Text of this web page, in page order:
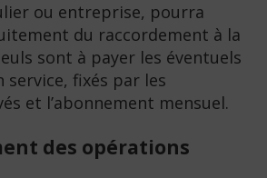
ou entreprise, pourra
du raccordement à la
sont à payer les éventuels
service, fixés par les
et l’abonnement mensuel.
des opérations